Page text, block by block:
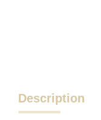
Description